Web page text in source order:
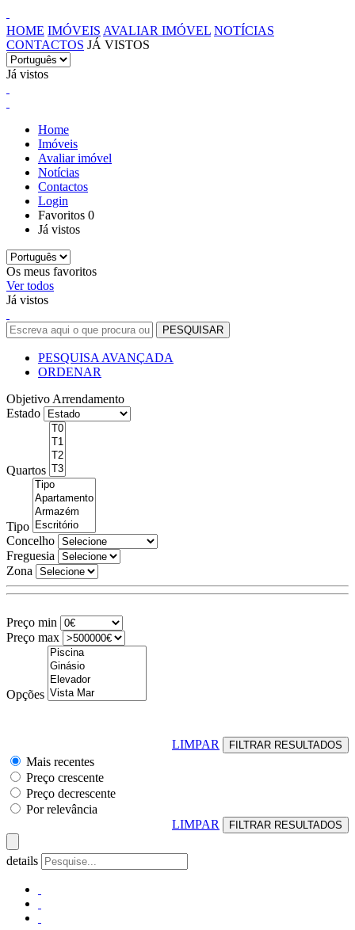
HOME IMÓVEIS AVALIAR IMÓVEL NOTÍCIAS
CONTACTOS JÁ VISTOS
Já vistos
Home
Imóveis
Avaliar imóvel
Notícias
Contactos
Login
Favoritos 0
Já vistos
Os meus favoritos
Ver todos
Já vistos
PESQUISA AVANÇADA
ORDENAR
Objetivo Arrendamento
Estado
Quartos
Tipo
Concelho
Freguesia
Zona
Preço min
Preço max
Opções
LIMPAR
Mais recentes
Preço crescente
Preço decrescente
Por relevância
LIMPAR
details